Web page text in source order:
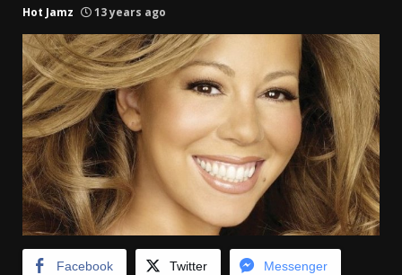
Hot Jamz 13 years ago
Facebook Twitter Messenger